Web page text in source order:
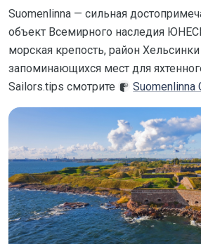
Suomenlinna — сильная
объект Всемирного наследия
морская крепость, район
запоминающихся мест для
Sailors.tips смотрите
Suomenlinna